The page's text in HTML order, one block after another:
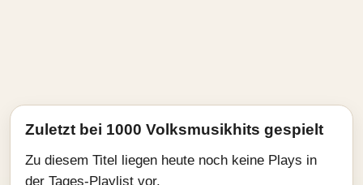
Zuletzt bei 1000 Volksmusikhits gespielt
Zu diesem Titel liegen heute noch keine Plays in
der Tages-Playlist vor.